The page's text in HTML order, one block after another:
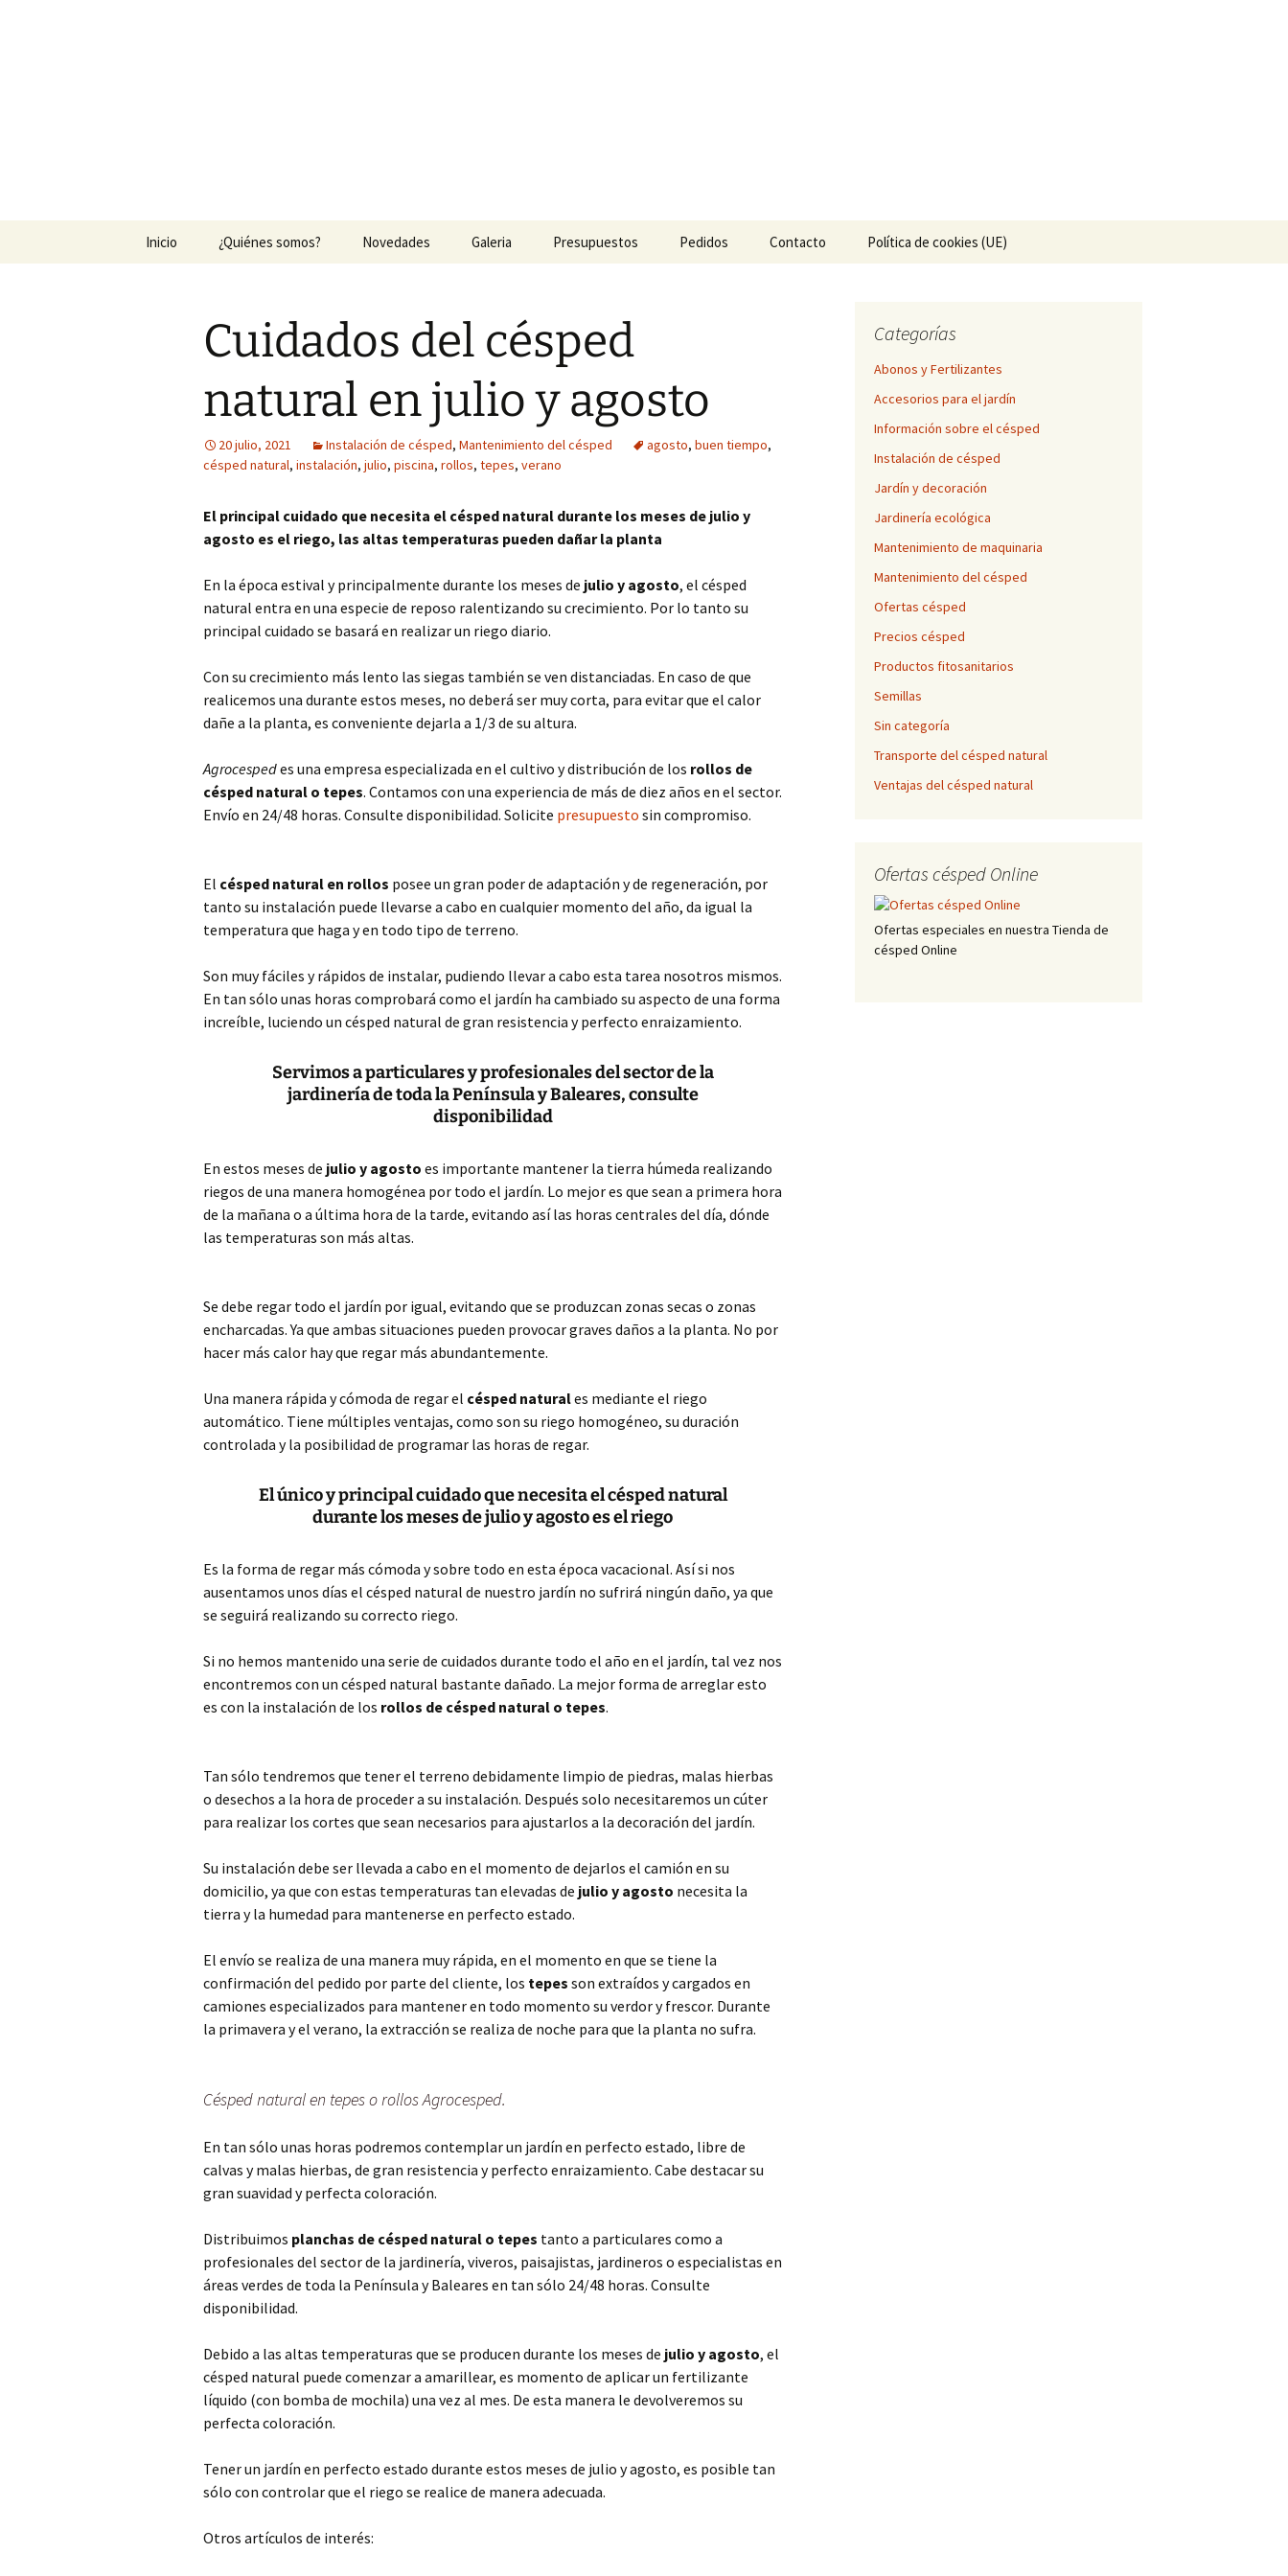
Inicio ¿Quiénes somos? Novedades Galeria Presupuestos Pedidos Contacto Política de cookies (UE)
Cuidados del césped
natural en julio y agosto
20 julio, 2021 Instalación de césped, Mantenimiento del césped agosto, buen tiempo,
césped natural, instalación, julio, piscina, rollos, tepes, verano
El principal cuidado que necesita el césped natural durante los meses de julio y
agosto es el riego, las altas temperaturas pueden dañar la planta
En la época estival y principalmente durante los meses de julio y agosto, el césped
natural entra en una especie de reposo ralentizando su crecimiento. Por lo tanto su
principal cuidado se basará en realizar un riego diario.
Con su crecimiento más lento las siegas también se ven distanciadas. En caso de que
realicemos una durante estos meses, no deberá ser muy corta, para evitar que el calor
dañe a la planta, es conveniente dejarla a 1/3 de su altura.
Agrocespedes una empresa especializada en el cultivo y distribución de los rollos de
césped natural o tepes. Contamos con una experiencia de más de diez años en el sector.
Envío en 24/48 horas. Consulte disponibilidad. Solicite presupuesto sin compromiso.
El césped natural en rollos posee un gran poder de adaptación y de regeneración, por
tanto su instalación puede llevarse a cabo en cualquier momento del año, da igual la
temperatura que haga y en todo tipo de terreno.
Son muy fáciles y rápidos de instalar, pudiendo llevar a cabo esta tarea nosotros mismos.
En tan sólo unas horas comprobará como el jardín ha cambiado su aspecto de una forma
increíble, luciendo un césped natural de gran resistencia y perfecto enraizamiento.
Servimos a particulares y profesionales del sector de la
jardinería de toda la Península y Baleares, consulte
disponibilidad
En estos meses de julio y agosto es importante mantener la tierra húmeda realizando
riegos de una manera homogénea por todo el jardín. Lo mejor es que sean a primera hora
de la mañana o a última hora de la tarde, evitando así las horas centrales del día, dónde
las temperaturas son más altas.
Se debe regar todo el jardín por igual, evitando que se produzcan zonas secas o zonas
encharcadas. Ya que ambas situaciones pueden provocar graves daños a la planta. No por
hacer más calor hay que regar más abundantemente.
Una manera rápida y cómoda de regar el césped naturales mediante el riego
automático. Tiene múltiples ventajas, como son su riego homogéneo, su duración
controlada y la posibilidad de programar las horas de regar.
El único y principal cuidado que necesita el césped natural
durante los meses de julio y agosto es el riego
Es la forma de regar más cómoda y sobre todo en esta época vacacional. Así si nos
ausentamos unos días el césped natural de nuestro jardín no sufrirá ningún daño, ya que
se seguirá realizando su correcto riego.
Si no hemos mantenido una serie de cuidados durante todo el año en el jardín, tal vez nos
encontremos con un césped natural bastante dañado. La mejor forma de arreglar esto
es con la instalación de los rollos de césped natural o tepes.
Tan sólo tendremos que tener el terreno debidamente limpio de piedras, malas hierbas
o desechos a la hora de proceder a su instalación. Después solo necesitaremos un cúter
para realizar los cortes que sean necesarios para ajustarlos a la decoración del jardín.
Su instalación debe ser llevada a cabo en el momento de dejarlos el camión en su
domicilio, ya que con estas temperaturas tan elevadas de julio y agosto necesita la
tierra y la humedad para mantenerse en perfecto estado.
El envío se realiza de una manera muy rápida, en el momento en que se tiene la
confirmación del pedido por parte del cliente, los tepes son extraídos y cargados en
camiones especializados para mantener en todo momento su verdor y frescor. Durante
la primavera y el verano, la extracción se realiza de noche para que la planta no sufra.
Césped natural en tepes o rollos Agrocesped.
En tan sólo unas horas podremos contemplar un jardín en perfecto estado, libre de
calvas y malas hierbas, de gran resistencia y perfecto enraizamiento. Cabe destacar su
gran suavidad y perfecta coloración.
Distribuimos planchas de césped natural o tepes tanto a particulares como a
profesionales del sector de la jardinería, viveros, paisajistas, jardineros o especialistas en
áreas verdes de toda la Península y Baleares en tan sólo 24/48 horas. Consulte
disponibilidad.
Debido a las altas temperaturas que se producen durante los meses de julio y agosto, el
césped natural puede comenzar a amarillear, es momento de aplicar un fertilizante
líquido (con bomba de mochila) una vez al mes. De esta manera le devolveremos su
perfecta coloración.
Tener un jardín en perfecto estado durante estos meses de julio y agosto, es posible tan
sólo con controlar que el riego se realice de manera adecuada.
Otros artículos de interés:
Categorías
Abonos y Fertilizantes
Accesorios para el jardín
Información sobre el césped
Instalación de césped
Jardín y decoración
Jardinería ecológica
Mantenimiento de maquinaria
Mantenimiento del césped
Ofertas césped
Precios césped
Productos fitosanitarios
Semillas
Sin categoría
Transporte del césped natural
Ventajas del césped natural
Ofertas césped Online
Ofertas especiales en nuestra Tienda de
césped Online